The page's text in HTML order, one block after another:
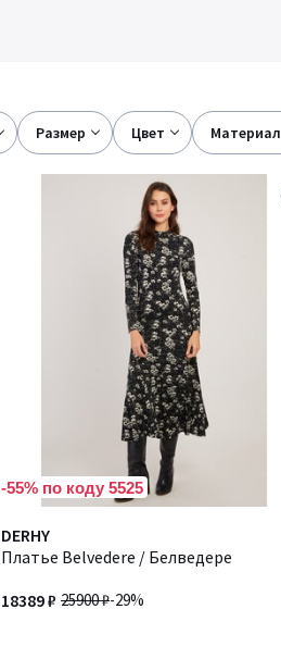
размер цвет материал
-55% по коду 5525
DERHY
Платье Belvedere / Белведере
25900 ₽-29%
18389 ₽